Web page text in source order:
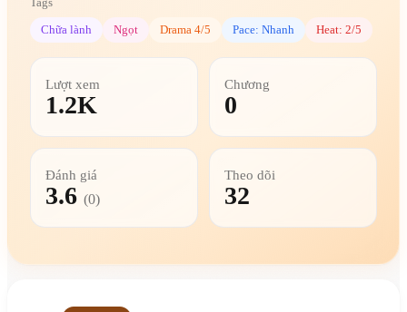
Chữa lành
Ngọt Drama 4/5 Pace: Nhanh Heat: 2/5
Lượt xem
1.2K
Chương
0
Đánh giá
3.6 (0)
Theo dõi
32